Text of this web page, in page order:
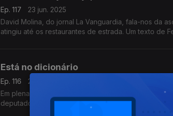
Ep. 117
23 jun. 2025
David Molina, do jornal La Vanguardia, fala-nos da
atingiu até os restaurantes de estrada. Um texto de
Está no dicionário
Ep. 116
20 jun. 2025
Em plena sessão da Assembleia Legislativa da
deputado do Juntos Pelo Povo. Um texto de